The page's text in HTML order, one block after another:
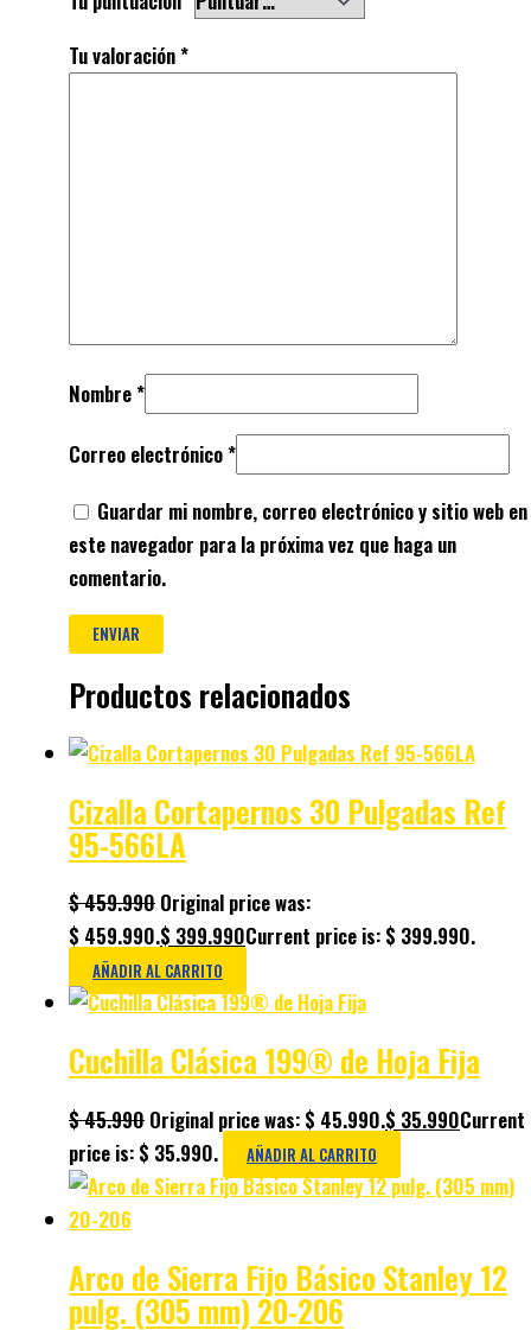
Tu valoración*
Nombre*
Correo electrónico*
Guardar mi nombre, correo electrónico y sitio web en
este navegador para la próxima vez que haga un
comentario.
Productos relacionados
Cizalla Cortapernos 30 Pulgadas Ref
95-566LA
$459.990 Original price was:
$ 459.990.$ 399.990Current price is: $ 399.990.
AÑADIR AL CARRITO
Cuchilla Clásica 199® de Hoja Fija
$45.990 Original price was: $ 45.990.$ 35.990Current
price is: $ 35.990.
AÑADIR AL CARRITO
Arco de Sierra Fijo Básico Stanley 12
pulg. (305 mm) 20-206